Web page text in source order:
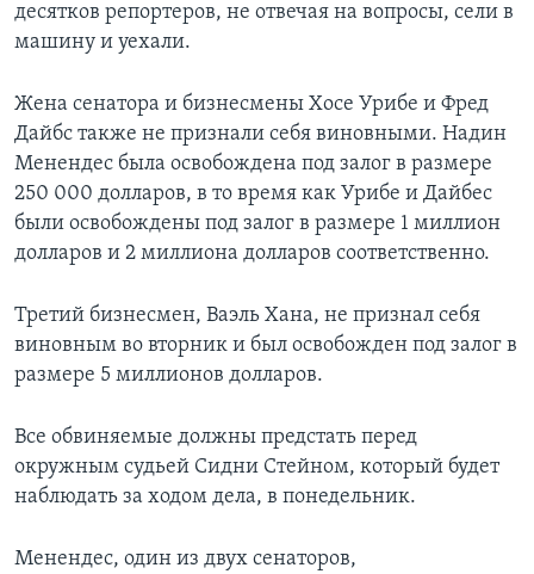
десятков репортеров, не отвечая на вопросы, сели в
машину и уехали.
Жена сенатора и бизнесмены Хосе Урибе и Фред
Дайбс также не признали себя виновными. Надин
Менендес была освобождена под залог в размере
250 000 долларов, в то время как Урибе и Дайбес
были освобождены под залог в размере 1 миллион
долларов и 2 миллиона долларов соответственно.
Третий бизнесмен, Ваэль Хана, не признал себя
виновным во вторник и был освобожден под залог в
размере 5 миллионов долларов.
Все обвиняемые должны предстать перед
окружным судьей Сидни Стейном, который будет
наблюдать за ходом дела, в понедельник.
Менендес, один из двух сенаторов,